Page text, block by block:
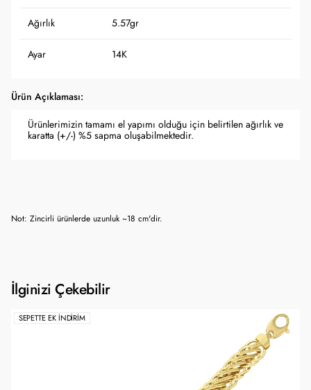
Ağırlık 5.57gr
Ayar 14K
Ürün Açıklaması:
Ürünlerimizin tamamı el yapımı olduğu için belirtilen ağırlık ve
karatta (+/-) %5 sapma oluşabilmektedir.
Not: Zincirli ürünlerde uzunluk ~18 cm'dir.
İlginizi Çekebilir
SEPETTE EK İNDIRIM